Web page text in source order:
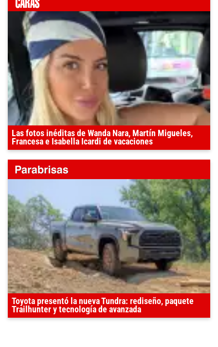
Las fotos inéditas de Wanda Nara, Martín Migueles,
Francesa e Isabella Icardi de vacaciones
Toyota presentó la nueva Tundra: rediseño, paquete
Trailhunter y tecnología de avanzada